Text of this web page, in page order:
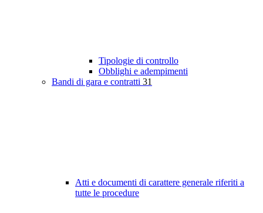
Tipologie di controllo
Obblighi e adempimenti
Bandi di gara e contratti 31
Atti e documenti di carattere generale riferiti a
tutte le procedure